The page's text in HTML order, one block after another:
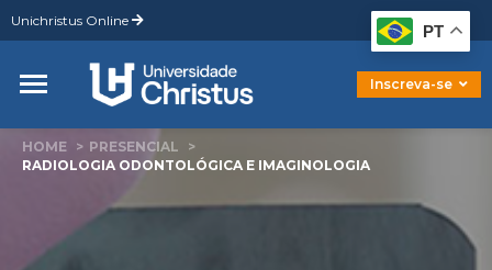
Unichristus Online
Inscreva-se
Graduação
Pós-Graduação
Mestrado
Doutorado
HOME
PRESENCIAL
RADIOLOGIA ODONTOLÓGICA E IMAGINOLOGIA
PT